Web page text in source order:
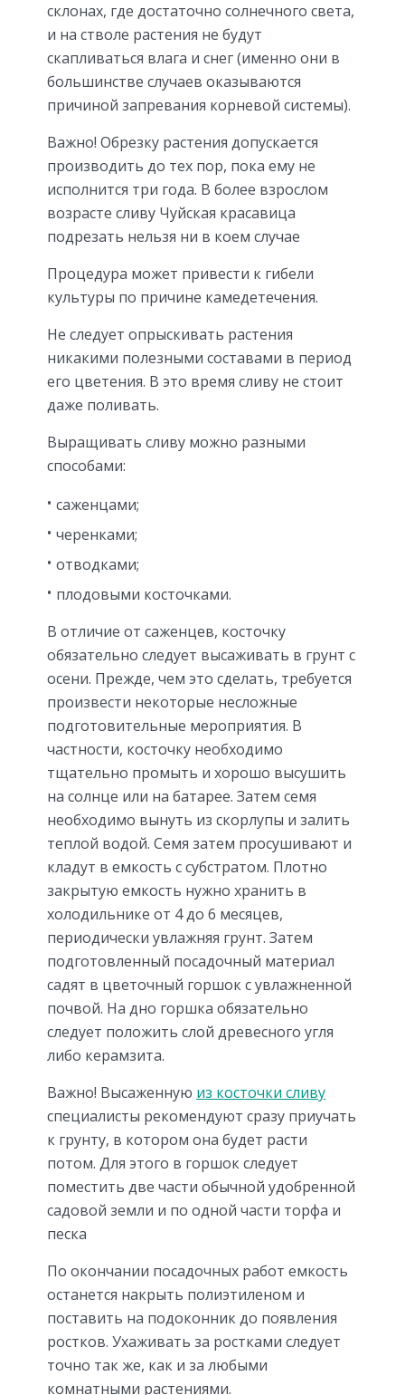
склонах, где достаточно солнечного света,
и на стволе растения не будут
скапливаться влага и снег (именно они в
большинстве случаев оказываются
причиной запревания корневой системы).
Важно! Обрезку растения допускается
производить до тех пор, пока ему не
исполнится три года. В более взрослом
возрасте сливу Чуйская красавица
подрезать нельзя ни в коем случае
Процедура может привести к гибели
культуры по причине камедетечения.
Не следует опрыскивать растения
никакими полезными составами в период
его цветения. В это время сливу не стоит
даже поливать.
Выращивать сливу можно разными
способами:
саженцами;
черенками;
отводками;
плодовыми косточками.
В отличие от саженцев, косточку
обязательно следует высаживать в грунт с
осени. Прежде, чем это сделать, требуется
произвести некоторые несложные
подготовительные мероприятия. В
частности, косточку необходимо
тщательно промыть и хорошо высушить
на солнце или на батарее. Затем семя
необходимо вынуть из скорлупы и залить
теплой водой. Семя затем просушивают и
кладут в емкость с субстратом. Плотно
закрытую емкость нужно хранить в
холодильнике от 4 до 6 месяцев,
периодически увлажняя грунт. Затем
подготовленный посадочный материал
садят в цветочный горшок с увлажненной
почвой. На дно горшка обязательно
следует положить слой древесного угля
либо керамзита.
Важно! Высаженную из косточки сливу
специалисты рекомендуют сразу приучать
к грунту, в котором она будет расти
потом. Для этого в горшок следует
поместить две части обычной удобренной
садовой земли и по одной части торфа и
песка
По окончании посадочных работ емкость
останется накрыть полиэтиленом и
поставить на подоконник до появления
ростков. Ухаживать за ростками следует
точно так же, как и за любыми
комнатными растениями.